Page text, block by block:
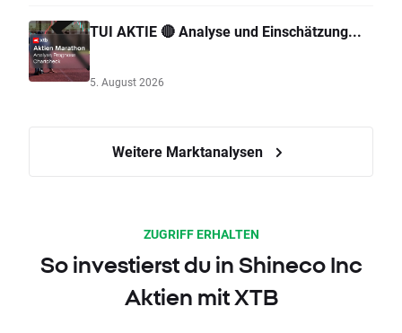
TUI AKTIE 🔴 Analyse und Einschätzung...
5. August 2026
Weitere Marktanalysen
ZUGRIFF ERHALTEN
So investierst du in Shineco Inc
Aktien mit XTB